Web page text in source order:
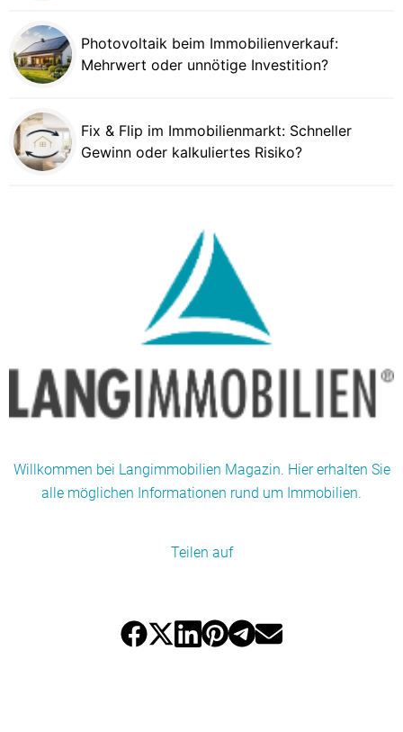
Photovoltaik beim Immobilienverkauf:
Mehrwert oder unnötige Investition?
Fix & Flip im Immobilienmarkt: Schneller
Gewinn oder kalkuliertes Risiko?
Willkommen bei Langimmobilien Magazin. Hier erhalten Sie
alle möglichen Informationen rund um Immobilien.
Teilen auf